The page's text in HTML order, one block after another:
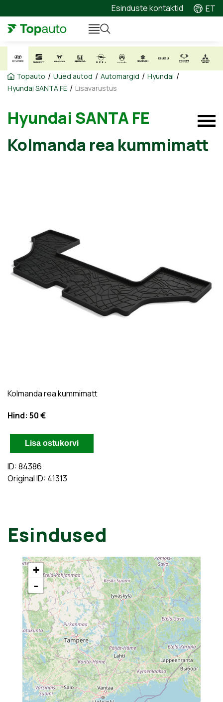
Esinduste kontaktid ET
Topauto / Uued autod / Automargid / Hyundai /
Hyundai SANTA FE / Lisavarustus
Hyundai SANTA FE
Kolmanda rea kummimatt
Kolmanda rea kummimatt
Hind: 50 €
ID: 84386
Original ID: 41313
Esindused
+
-